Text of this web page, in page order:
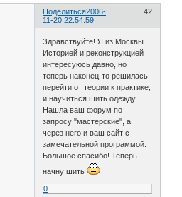
Поделиться 42
2006-
11-20 22:54:59
Здравствуйте! Я из Москвы.
Историей и реконструкцией
интересуюсь давно, но
теперь наконец-то решилась
перейти от теории к практике,
и научиться шить одежду.
Нашла ваш форум по
запросу "мастерские", а
через него и ваш сайт с
замечательной программой.
Большое спасибо! Теперь
начну шить
0